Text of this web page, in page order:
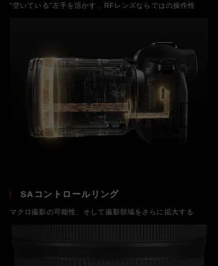
“空いている”左手を活かす、RFレンズならではの操作性
SAコントロールリング
マクロ撮影の可能性、そして撮影領域をさらに拡大する